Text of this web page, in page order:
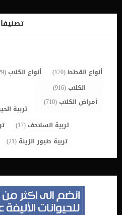
مصاحب لسحب الهواء لهث ضيق
ممارسة الرياضة سعال تغيير في صوت
النباح من اكثر الاعراض الشائعة لمرض
أنواع القطط(170) أنواع الكلاب(229)
الكلاب(916)
أمراض الكلاب(710)
تربية
تربية السلاحف(17)
تربية طيور الزينة (21)